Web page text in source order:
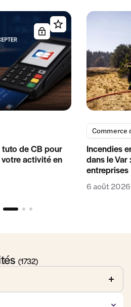
de CB pour
activité en
Commerce
Incendies
dans le
entreprises
6 août 2026
(1732)